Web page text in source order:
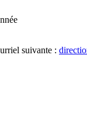
suivante :